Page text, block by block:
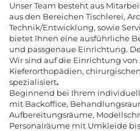
Unser Team besteht aus
aus den Bereichen Tischlerei,
Technik/Entwicklung, sowie
bietet Ihnen eine ausführliche
und passgenaue Einrichtung.
Wir sind auf die Einrichtung von
Kieferorthopädien,
spezialisiert.
Beginnend bei Ihrem
mit Backoffice,
Aufbereitungsräume,
Personalräume mit Umkleide